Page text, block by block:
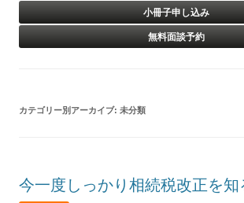
小冊子申し込み
無料面談予約
カテゴリー別アーカイブ: 未分類
今一度しっかり相続税改正を知